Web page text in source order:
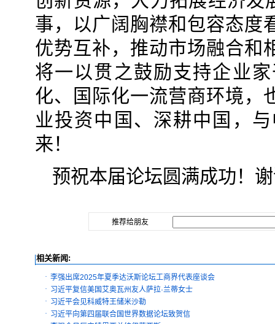
事，以广阔胸襟和包容态度
优势互补，推动市场融合和
将一以贯之鼓励支持企业
化、国际化一流营商环境，
业投资中国、深耕中国，
来！
预祝本届论坛圆满成功！
推荐给朋友
相关新闻:
· 李强出席2025年夏季达沃斯论坛工商界代表座谈会
· 习近平复信美国艾奥瓦州友人萨拉·兰蒂女士
· 习近平会见科威特王储米沙勒
· 习近平向第四届联合国世界数据论坛致贺信